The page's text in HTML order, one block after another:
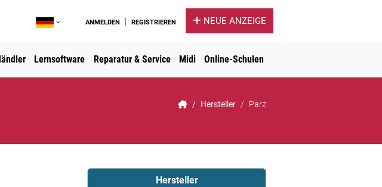
ANMELDEN | REGISTRIEREN NEUE ANZEIGE
Lernsoftware Reparatur & Service Midi Online-Schulen
Hersteller Parz
Hersteller